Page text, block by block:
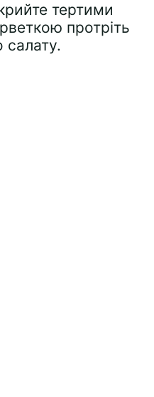
тертими
протріть
салату.